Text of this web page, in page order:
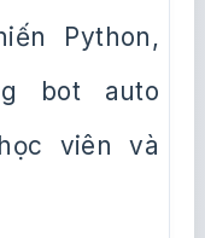
Python,
bot auto
viên và